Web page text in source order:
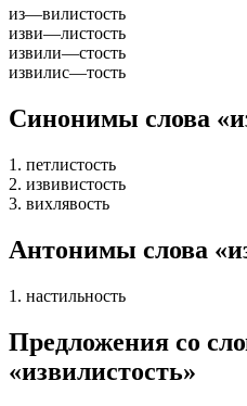
из—вилистость
изви—листость
извили—стость
извилис—тость
Синонимы слова
1. петлистость
2. извивистость
3. вихлявость
Антонимы слова
1. настильность
Предложения со
«извилистость»